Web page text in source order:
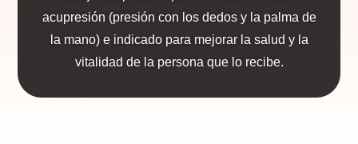
acupresión (presión con los dedos y la palma de
la mano) e indicado para mejorar la salud y la
vitalidad de la persona que lo recibe.